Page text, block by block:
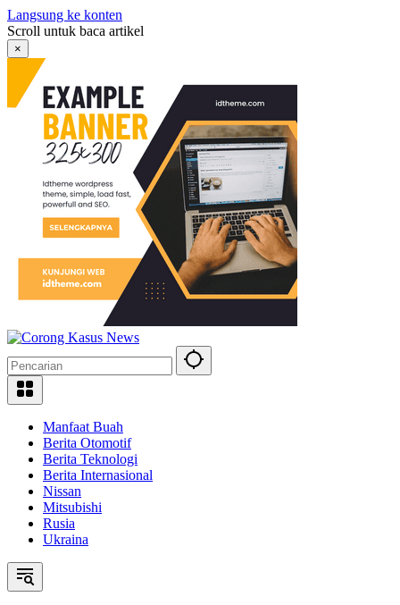
Langsung ke konten
Scroll untuk baca artikel
×
Manfaat Buah
Berita Otomotif
Berita Teknologi
Berita Internasional
Nissan
Mitsubishi
Rusia
Ukraina